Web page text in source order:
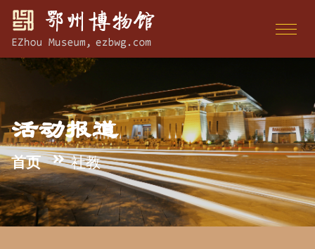
活动报道
首页 社教